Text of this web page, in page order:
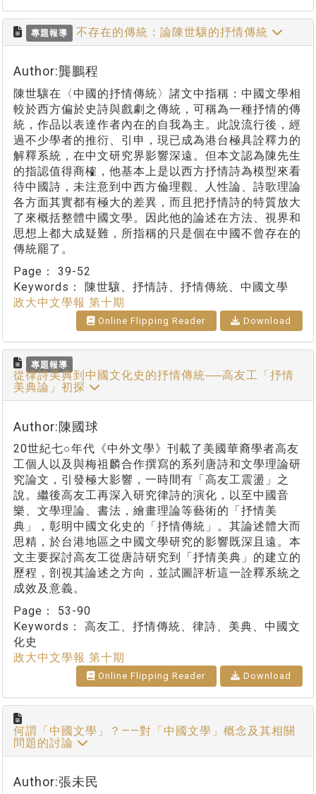
專題報導 不存在的傳統：論陳世驤的抒情傳統
Author:龔鵬程
陳世驤在〈中國的抒情傳統〉諸文中指稱：中國文學相
較於西方偏於史詩與戲劇之傳統，可稱為一種抒情的傳
統，作品以表達作者內在的自我為主。此說流行後，經
過不少學者的推衍、引申，現已成為港台極具詮釋力的
解釋系統，在中文研究界影響深遠。但本文認為陳先生
的指認值得商榷，他基本上是以西方抒情詩為模型來看
待中國詩，未注意到中西方倫理觀、人性論、詩歌理論
各方面其實都有極大的差異，而且把抒情詩的特質放大
了來概括整體中國文學。因此他的論述在方法、視界和
思想上都大成疑難，所指稱的只是個在中國不曾存在的
傳統罷了。
Page： 39-52
Keywords： 陳世驤、抒情詩、抒情傳統、中國文學
政大中文學報 第十期
Online Flipping Reader Download
專題報導
從律詩美典到中國文化史的抒情傳統──高友工「抒情
美典論」初探
Author:陳國球
20世紀七○年代《中外文學》刊載了美國華裔學者高友
工個人以及與梅祖麟合作撰寫的系列唐詩和文學理論研
究論文，引發極大影響，一時間有「高友工震盪」之
說。繼後高友工再深入研究律詩的演化，以至中國音
樂、文學理論、書法，繪畫理論等藝術的「抒情美
典」，彰明中國文化史的「抒情傳統」。其論述體大而
思精，於台港地區之中國文學研究的影響既深且遠。本
文主要探討高友工從唐詩研究到「抒情美典」的建立的
歷程，剖視其論述之方向，並試圖評析這一詮釋系統之
成效及意義。
Page： 53-90
Keywords： 高友工、抒情傳統、律詩、美典、中國文
化史
政大中文學報 第十期
Online Flipping Reader Download
何謂「中國文學」？——對「中國文學」概念及其相關
問題的討論
Author:張未民